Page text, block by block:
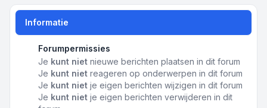
Informatie
Forumpermissies
Je kunt nietnieuwe berichten plaatsen in dit forum
Je kunt nietreageren op onderwerpen in dit forum
Je kunt nietje eigen berichten wijzigen in dit forum
Je kunt nietje eigen berichten verwijderen in dit